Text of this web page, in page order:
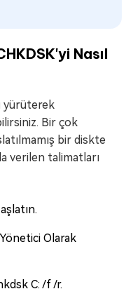
Nasıl
yürüterek
Bir çok
bir diskte
verilen talimatları
Olarak
C: /f /r.